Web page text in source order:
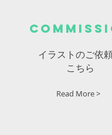
イラストのご依
こちら
Read More >